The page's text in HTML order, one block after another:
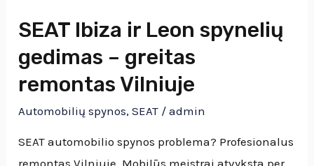
SEAT Ibiza ir Leon spynelių
gedimas – greitas
remontas Vilniuje
Automobilių spynos,SEAT /admin
SEAT automobilio spynos problema? Profesionalus
remontas Vilniuje. Mobilūs meistrai atvyksta per
SEAT
ir
Leon
spynelių